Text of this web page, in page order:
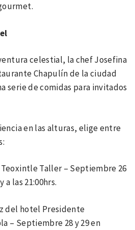
celestial, la chef Josefina
Chapulín de la ciudad
serie de comidas para invitados
en las alturas, elige entre
Teoxintle Taller – Septiembre 26
a las 21:00hrs.
del hotel Presidente
– Septiembre 28 y 29 en